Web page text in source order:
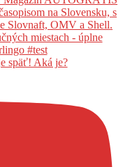
späť! Aká je?